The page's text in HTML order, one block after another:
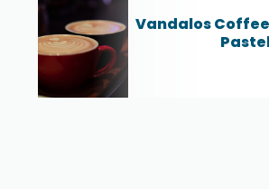
Vandalos